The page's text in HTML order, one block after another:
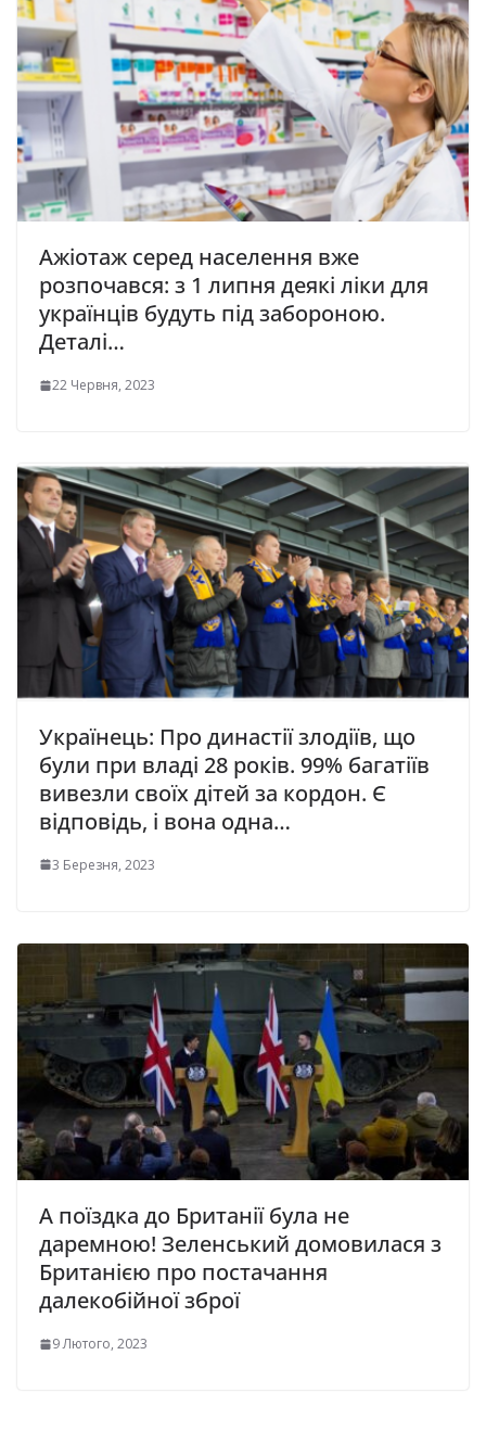
Ажіотаж серед населення вже
розпочався: з 1 липня деякі ліки для
українців будуть під забороною.
Деталі…
22 Червня, 2023
Українець: Про династії злодіїв, що
були при владі 28 років. 99% багатіїв
вивезли своїх дітей за кордон. Є
відповідь, і вона одна…
3 Березня, 2023
А поїздка до Британії була не
даремною! Зеленський домовилася з
Британією про постачання
далекобійної зброї
9 Лютого, 2023